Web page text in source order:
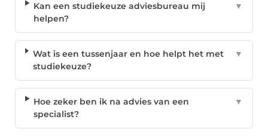
Kan een studiekeuze adviesbureau mij
helpen?
▼
Wat is een tussenjaar en hoe helpt het met
studiekeuze?
▼
Hoe zeker ben ik na advies van een
specialist?
▼